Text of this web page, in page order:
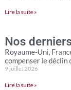
Lire la suite »
Nos
Royaume-Uni,
compenser le déclin
9 juillet 2026
Lire la suite »